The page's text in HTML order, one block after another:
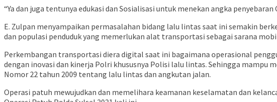
“Ya dan juga tentunya edukasi dan Sosialisasi untuk menekan angka penyebaran
E. Zulpan menyampaikan permasalahan bidang lalu lintas saat ini semakin
dan populasi penduduk yang memerlukan alat transportasi sebagai sarana
Perkembangan transportasi diera digital saat ini bagaimana operasional
dengan inovasi dan kinerja Polri khususnya Polisi lalu lintas. Sehingga
Nomor 22 tahun 2009 tentang lalu lintas dan angkutan jalan.
Operasi patuh mewujudkan dan memelihara keamanan keselamatan dan